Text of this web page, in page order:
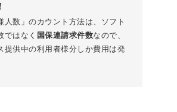
人数」のカウント方法は、ソフト
ではなく 国保連請求件数なので、
提供中の利用者様分しか費用は発